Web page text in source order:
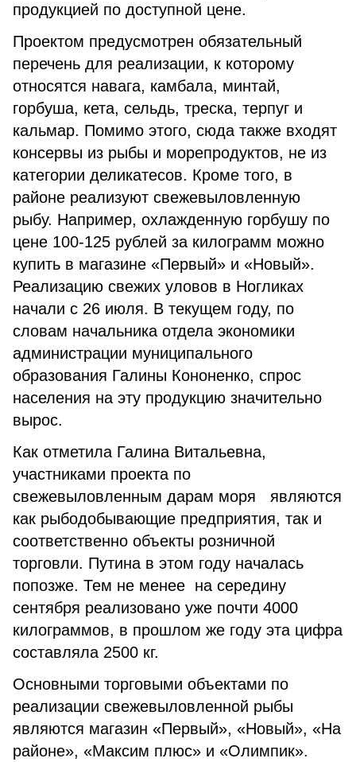
продукцией по доступной цене.
Проектом предусмотрен обязательный
перечень для реализации, к которому
относятся навага, камбала, минтай,
горбуша, кета, сельдь, треска, терпуг и
кальмар. Помимо этого, сюда также входят
консервы из рыбы и морепродуктов, не из
категории деликатесов. Кроме того, в
районе реализуют свежевыловленную
рыбу. Например, охлажденную горбушу по
цене 100-125 рублей за килограмм можно
купить в магазине «Первый» и «Новый».
Реализацию свежих уловов в Ногликах
начали с 26 июля. В текущем году, по
словам начальника отдела экономики
администрации муниципального
образования Галины Кононенко, спрос
населения на эту продукцию значительно
вырос.
Как отметила Галина Витальевна,
участниками проекта по
свежевыловленным дарам моря являются
как рыбодобывающие предприятия, так и
соответственно объекты розничной
торговли. Путина в этом году началась
попозже. Тем не менее на середину
сентября реализовано уже почти 4000
килограммов, в прошлом же году эта цифра
составляла 2500 кг.
Основными торговыми объектами по
реализации свежевыловленной рыбы
являются магазин «Первый», «Новый», «На
районе», «Максим плюс» и «Олимпик».